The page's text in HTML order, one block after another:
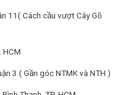
11( Cách cầu vượt Cây Gõ
HCM
3 ( Gần góc NTMK và NTH )